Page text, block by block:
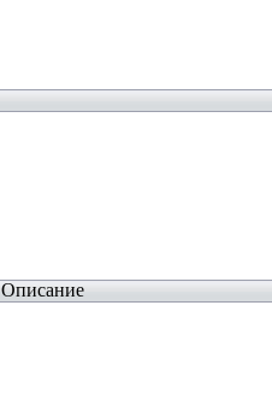
Описание